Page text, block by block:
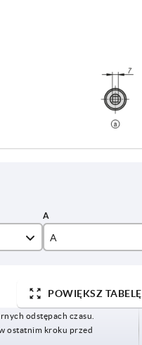
A
13 - 20
17 - 24
POWIĘKSZ TABELĘ
odstępach czasu.
ostatnim kroku przed